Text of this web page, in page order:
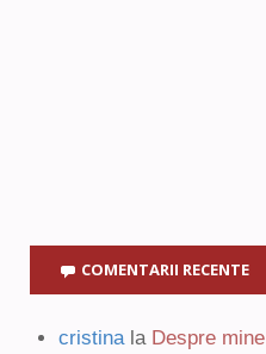
COMENTARII RECENTE
cristinala Despre mine